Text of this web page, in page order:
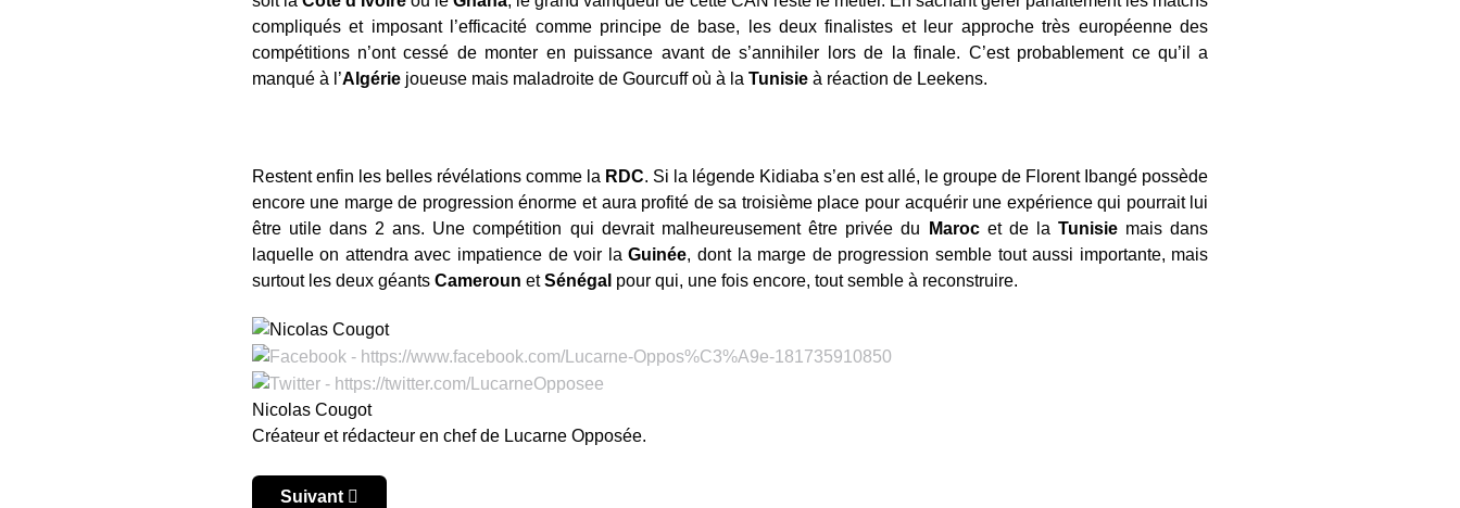
compliqués et imposant l’efficacité comme principe de base, les deux finalistes et leur approche très européenne des
compétitions n’ont cessé de monter en puissance avant de s’annihiler lors de la finale. C’est probablement ce qu’il a
manqué à l’Algériejoueuse mais maladroite de Gourcuff où à la Tunisieà réaction de Leekens.
Restent enfin les belles révélations comme la RDC. Si la légende Kidiaba s’en est allé, le groupe de Florent Ibangé possède
encore une marge de progression énorme et aura profité de sa troisième place pour acquérir une expérience qui pourrait lui
être utile dans 2 ans. Une compétition qui devrait malheureusement être privée du
Marocet de laTunisie mais dans
laquelle on attendra avec impatience de voir laGuinée, dont la marge de progression semble tout aussi importante, mais
surtout les deux géants Cameroun etSénégal pour qui, une fois encore, tout semble à reconstruire.
Nicolas Cougot
Créateur et rédacteur en chef de Lucarne Opposée.
Article suivant : CAN : la joie volée
Suivant